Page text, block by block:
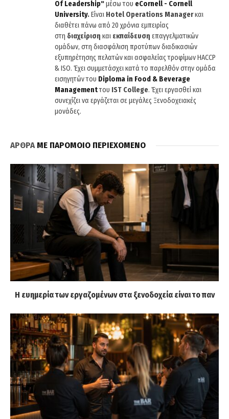
Of Leadership"μέσω του eCornell- Cornell
University.Είναι Hotel Operations Managerκαι
διαθέτει πάνω από 20 χρόνια εμπειρίας
στη διαχείριση και εκπαίδευση επαγγελματικών
ομάδων, στη διασφάλιση προτύπων διαδικασιών
εξυπηρέτησης πελατών και ασφαλείας τροφίμων HACCP
& ISO. Έχει συμμετάσχει κατά το παρελθόν στην ομάδα
εισηγητών του Diploma in Food & Beverage
Managementτου IST College. Έχει εργασθεί και
συνεχίζει να εργάζεται σε μεγάλες Ξενοδοχειακές
μονάδες.
ΑΡΘΡΑΜΕ ΠΑΡΟΜΟΙΟ ΠΕΡΙΕΧΟΜΕΝΟ
Η ευημερία των εργαζομένων στα ξενοδοχεία είναι το παν